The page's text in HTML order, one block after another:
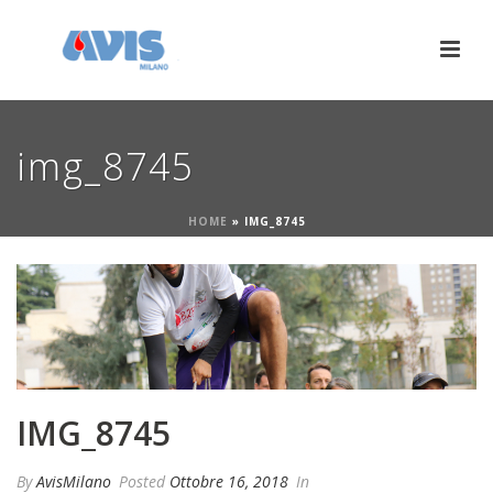
img_8745
HOME » IMG_8745
IMG_8745
ByAvisMilano Posted Ottobre 16, 2018 In